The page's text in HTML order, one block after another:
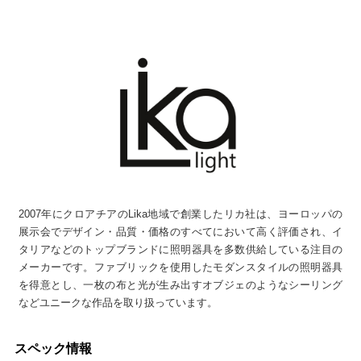
2007年にクロアチアのLika地域で創業したリカ社は、ヨーロッパの
展示会でデザイン・品質・価格のすべてにおいて高く評価され、イ
タリアなどのトップブランドに照明器具を多数供給している注目の
メーカーです。ファブリックを使用したモダンスタイルの照明器具
を得意とし、一枚の布と光が生み出すオブジェのようなシーリング
などユニークな作品を取り扱っています。
スペック情報